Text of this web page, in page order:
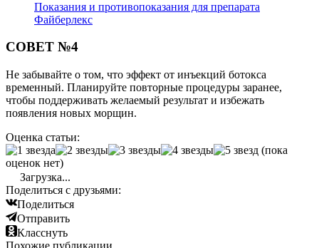
Показания и противопоказания для препарата
Файберлекс
СОВЕТ №4
Не забывайте о том, что эффект от инъекций ботокса
временный. Планируйте повторные процедуры заранее,
чтобы поддерживать желаемый результат и избежать
появления новых морщин.
Оценка статьи:
(пока
оценок нет)
Загрузка...
Поделиться с друзьями:
Поделиться
Отправить
Класснуть
Похожие публикации